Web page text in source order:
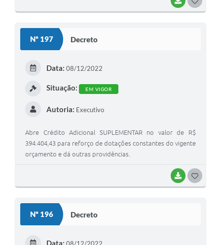
Nº 197 Decreto
BAIXAR
Data: 08/12/2022
Situação: EM VIGOR
Autoria: Executivo
Abre Crédito Adicional SUPLEMENTAR no valor de R$
394.404,43 para reforço de dotações constantes do vigente
orçamento e dá outras providências.
Nº 196 Decreto
Data: